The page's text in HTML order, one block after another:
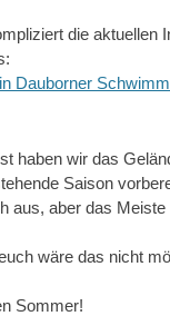
die
Dauborner
haben wir das
Saison
aus, aber das Meiste
wäre das nicht
Sommer!